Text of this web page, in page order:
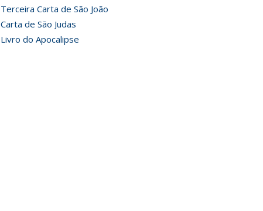
Terceira Carta de São João
Carta de São Judas
Livro do Apocalipse